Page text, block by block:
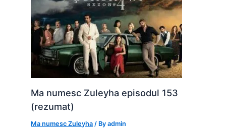
Ma numesc Zuleyha episodul 153
(rezumat)
Ma numesc Zuleyha / Byadmin